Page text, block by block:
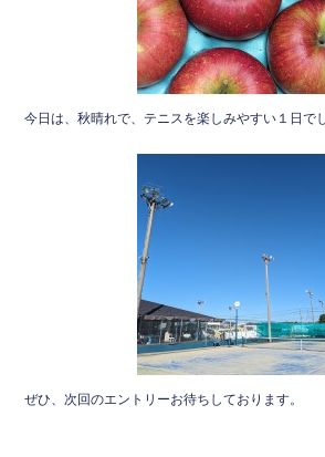
今日は、秋晴れで、テニスを楽しみやすい１日で
ぜひ、次回のエントリーお待ちしております。